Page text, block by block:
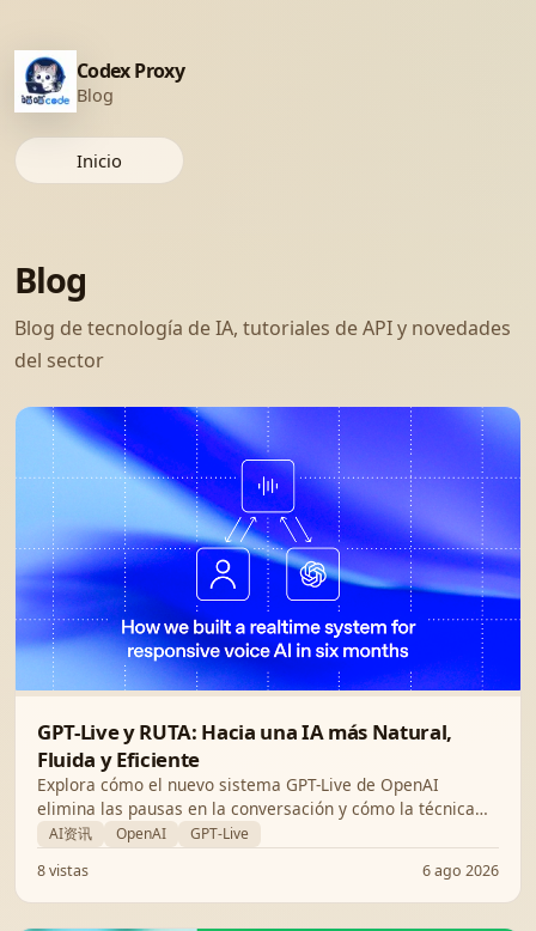
Codex Proxy
Blog
Inicio
Blog
Blog de tecnología de IA, tutoriales de API y novedades
del sector
GPT-Live y RUTA: Hacia una IA más Natural,
Fluida y Eficiente
Explora cómo el nuevo sistema GPT-Live de OpenAI
elimina las pausas en la conversación y cómo la técnica
RUTA revoluciona la eficiencia visual en modelos
AI资讯 OpenAI
GPT-Live
8 vistas
6 ago 2026